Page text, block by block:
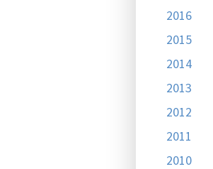
2016
2015
2014
2013
2012
2011
2010